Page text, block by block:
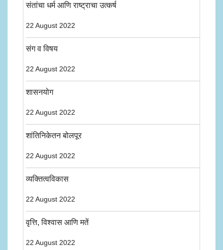
संतांचा धर्म आणि राष्ट्राचा उत्कर्ष
22 August 2022
संग व विषय
22 August 2022
शासनयोग
22 August 2022
शांतिनिकेतन बोलपूर
22 August 2022
व्यक्तित्वविकास
22 August 2022
वृत्ति, विश्वास आणि मतें
22 August 2022